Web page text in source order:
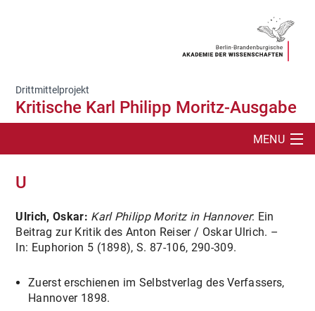
Drittmittelprojekt
Kritische Karl Philipp Moritz-Ausgabe
MENU
MITGLIEDER/MITARBEITER*INNEN
MATERIALIEN
U
Ulrich, Oskar: Karl Philipp Moritz in Hannover: Ein
Beitrag zur Kritik des Anton Reiser / Oskar Ulrich. –
In: Euphorion 5 (1898), S. 87-106, 290-309.
Zuerst erschienen im Selbstverlag des Verfassers,
Hannover 1898.